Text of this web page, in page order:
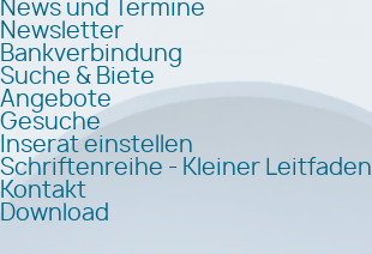
News und Termine
Newsletter
Bankverbindung
Suche & Biete
Angebote
Gesuche
Inserat einstellen
Schriftenreihe - Kleiner Leitfaden
Kontakt
Download